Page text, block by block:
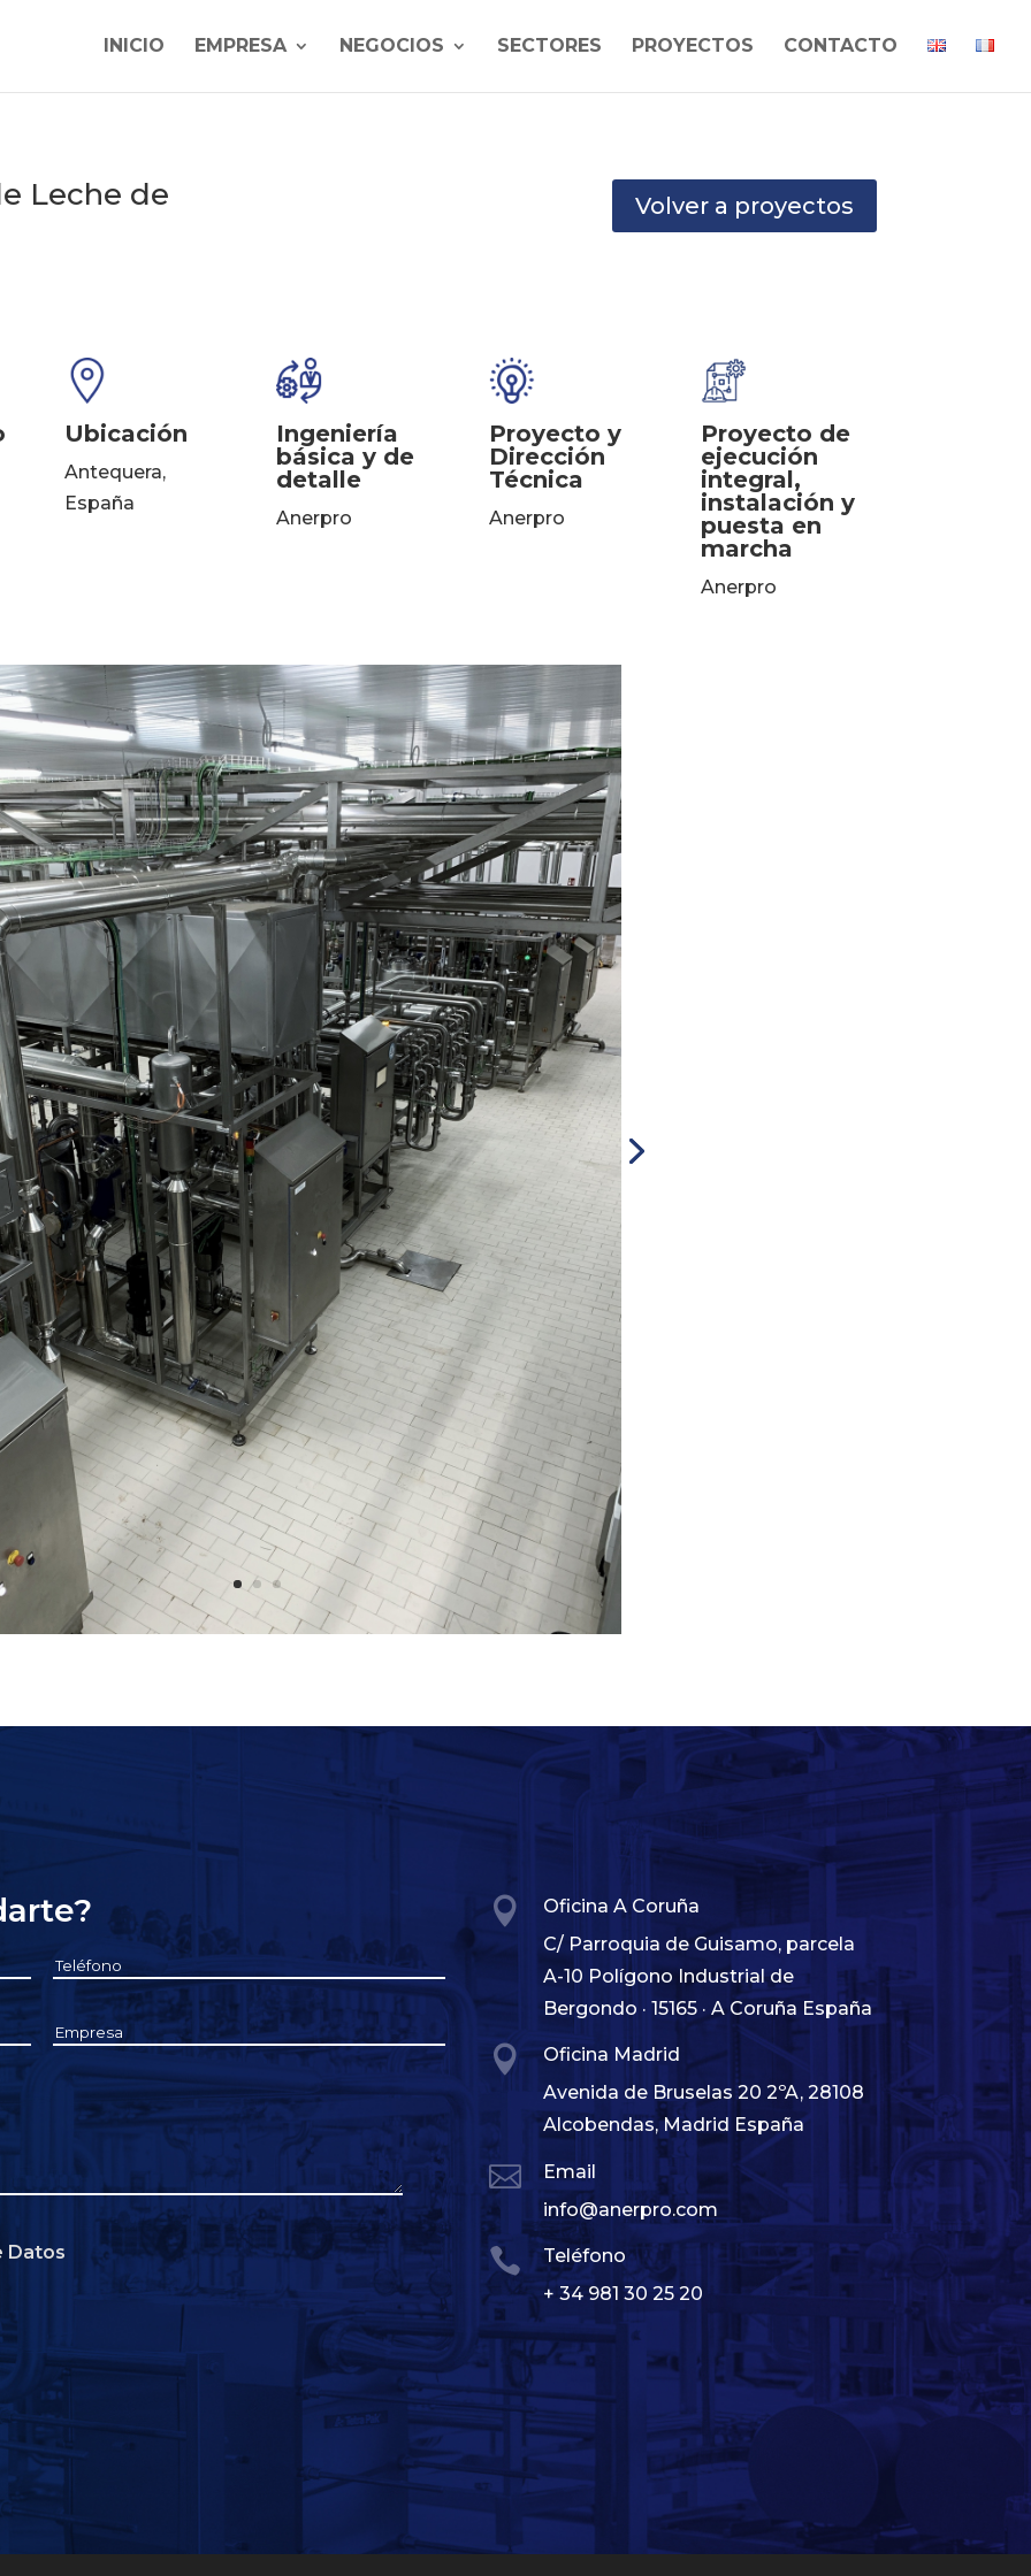
INICIO EMPRESA NEGOCIOS SECTORES PROYECTOS CONTACTO
Leche de Volver a proyectos
Ubicación
Antequera,
España
Ingeniería
básica y de
detalle
Anerpro
Proyecto y
Dirección
Técnica
Anerpro
Proyecto de
ejecución
integral,
instalación y
puesta en
marcha
Anerpro
Datos

Oficina A Coruña
C/ Parroquia de Guisamo, parcela
A-10 Polígono Industrial de
Bergondo · 15165 · A Coruña España

Oficina Madrid
Avenida de Bruselas 20 2ºA, 28108
Alcobendas, Madrid España

Email
info@anerpro.com

Teléfono
+ 34 981 30 25 20